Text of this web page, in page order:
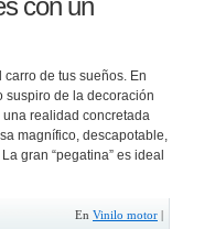
con un
de tus sueños. En
suspiro de la decoración
realidad concretada
magnífico, descapotable,
gran “pegatina” es ideal
En Vinilo motor